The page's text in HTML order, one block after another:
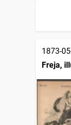
1873-
Freja,